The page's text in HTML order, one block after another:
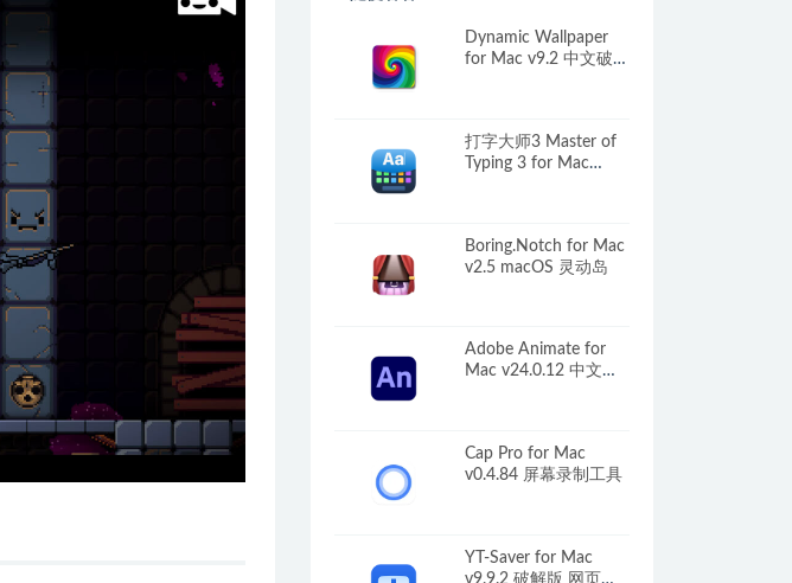
Dynamic Wallpaper
for Mac v9.2 中文破解
打字大师3 Master of
Typing 3 for Mac
Boring.Notch for Mac
v2.5 macOS 灵动岛
Adobe Animate for
Mac v24.0.12 中文版
Cap Pro for Mac
v0.4.84 屏幕录制工具
YT-Saver for Mac
v9.9.2 破解版 网页视